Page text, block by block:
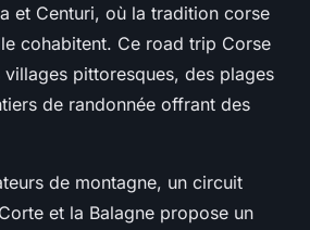
et Centuri, où la tradition corse
cohabitent. Ce road trip Corse
villages pittoresques, des plages
de randonnée offrant des
de montagne, un circuit
et la Balagne propose un